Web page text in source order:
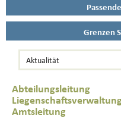
Grenzen
Abteilungsleitung
Amtsleitung